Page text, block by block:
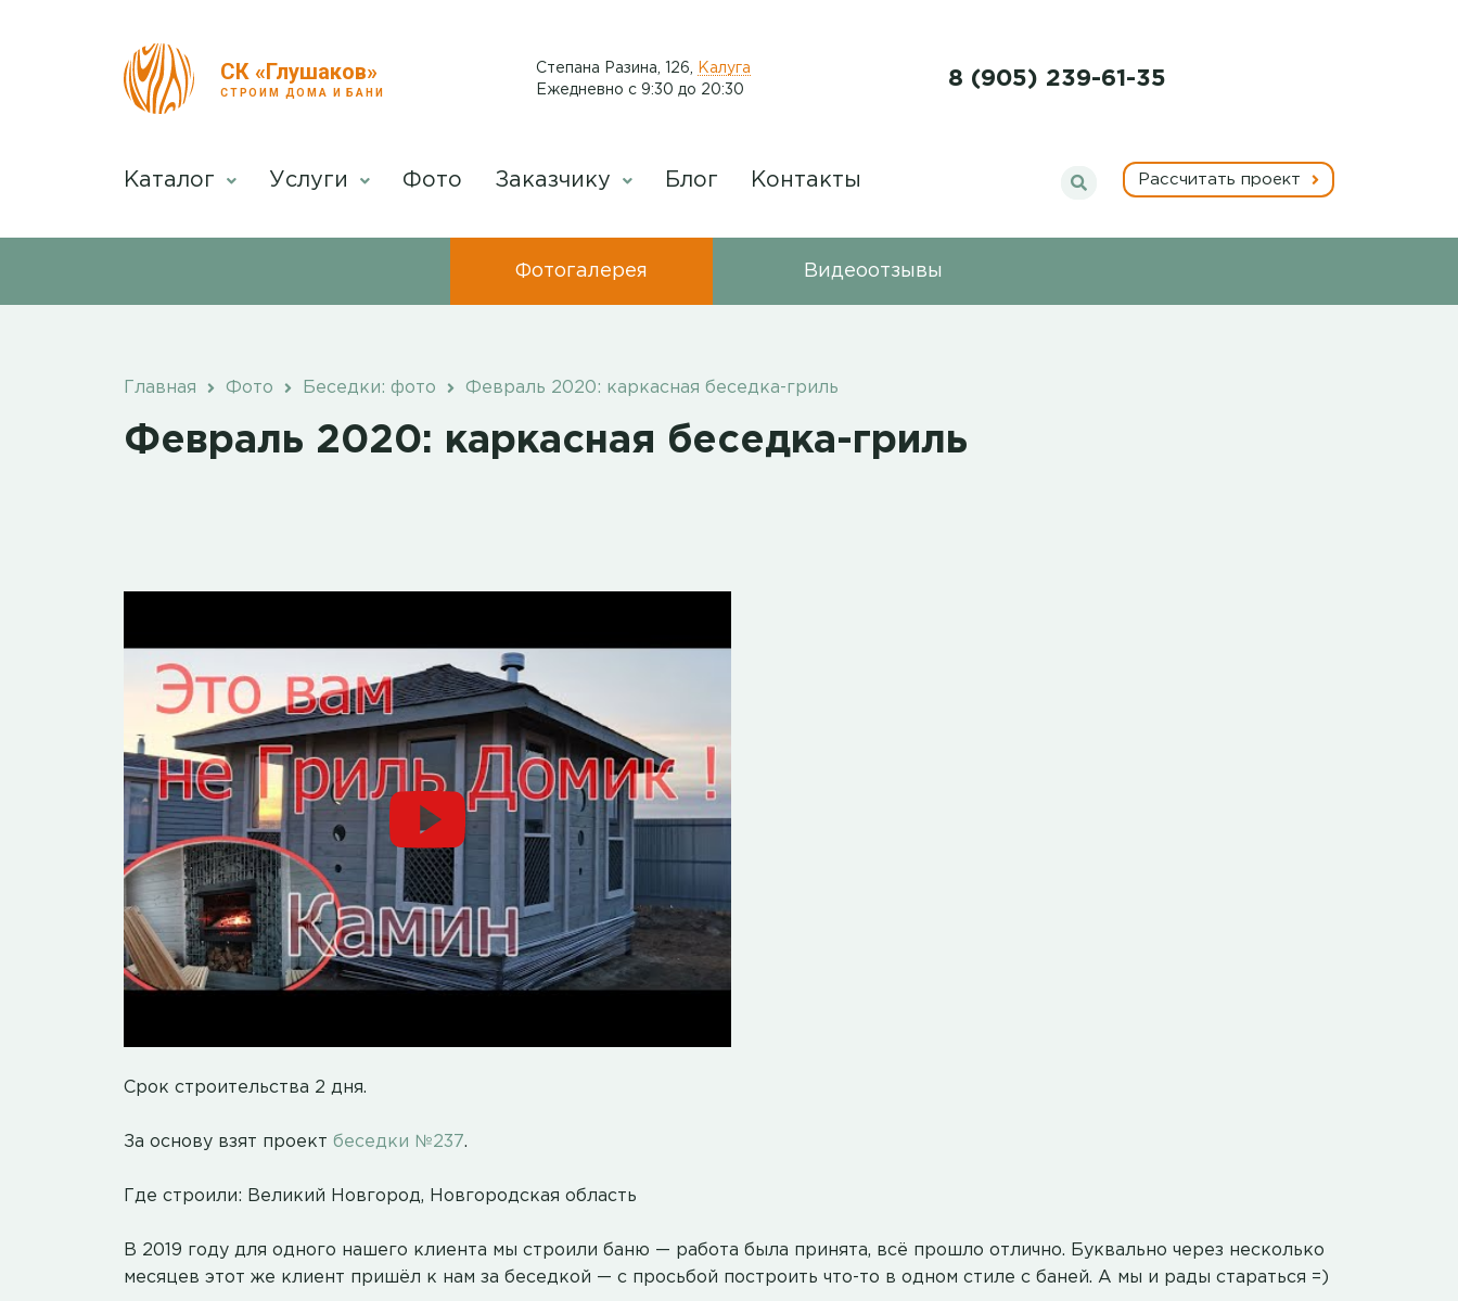
СК «Глушаков»
СТРОИМ ДОМА И БАНИ
​Степана Разина, 126
Калуга
Ежедневно с 9:30 до 20:30
8 (905) 239-61-35
Каталог Услуги Фото Заказчику Блог Контакты Рассчитать проект
Фотогалерея Видеоотзывы
Главная Фото Беседки: фото Февраль 2020: каркасная беседка-гриль
Февраль 2020: каркасная беседка-гриль
Срок строительства 2 дня.
За основу взят проект беседки №237.
Где строили: Великий Новгород, Новгородская область
В 2019 году для одного нашего клиента мы строили баню — работа была принята, всё прошло отлично. Буквально через несколько
месяцев этот же клиент пришёл к нам за беседкой — с просьбой построить что-то в одном стиле с баней. А мы и рады стараться =)